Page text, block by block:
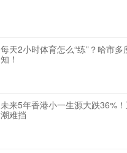
每天2小时体育怎么“练”？哈市
知！
未来5年香港小一生源大跌36%
潮难挡